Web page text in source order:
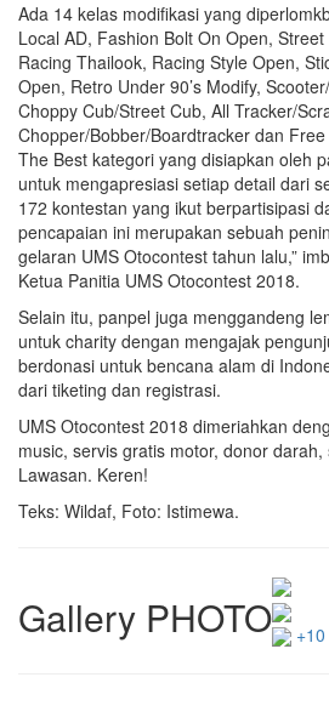
Ada 14 kelas modifikasi yang
Local AD, Fashion Bolt On Open,
Racing Thailook, Racing Style Open,
Open, Retro Under 90’s Modify,
Choppy Cub/Street Cub, All Tracker/
Chopper/Bobber/Boardtracker dan
The Best kategori yang disiapkan oleh
untuk mengapresiasi setiap detail dari
172 kontestan yang ikut berpartisipasi
pencapaian ini merupakan sebuah
gelaran UMS Otocontest tahun lalu,”
Ketua Panitia UMS Otocontest 2018.
Selain itu, panpel juga menggandeng
untuk charity dengan mengajak
berdonasi untuk bencana alam di
dari tiketing dan registrasi.
UMS Otocontest 2018 dimeriahkan
music, servis gratis motor, donor
Lawasan. Keren!
Teks: Wildaf, Foto: Istimewa.
Gallery PHOTO +10